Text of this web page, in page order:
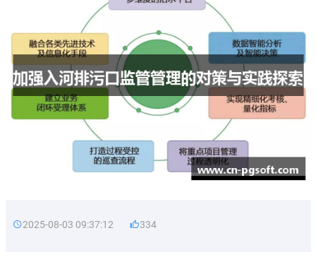
2025-08-03 09:37:12 334